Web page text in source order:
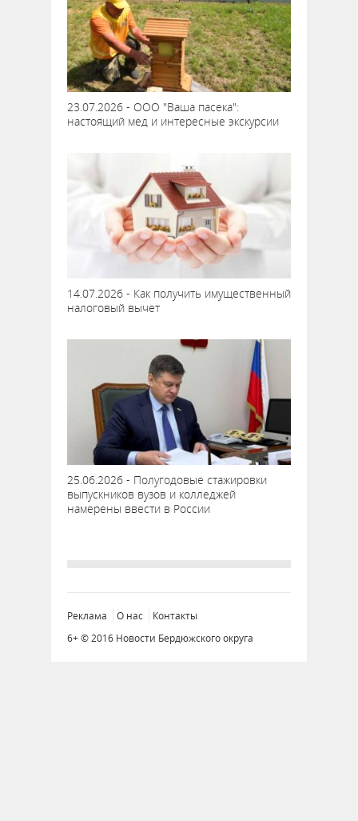
23.07.2026 - ООО "Ваша пасека":
настоящий мед и интересные экскурсии
14.07.2026 - Как получить имущественный
налоговый вычет
25.06.2026 - Полугодовые стажировки
выпускников вузов и колледжей
намерены ввести в России
Реклама О нас
Контакты
6+ © 2016 Новости Бердюжского округа